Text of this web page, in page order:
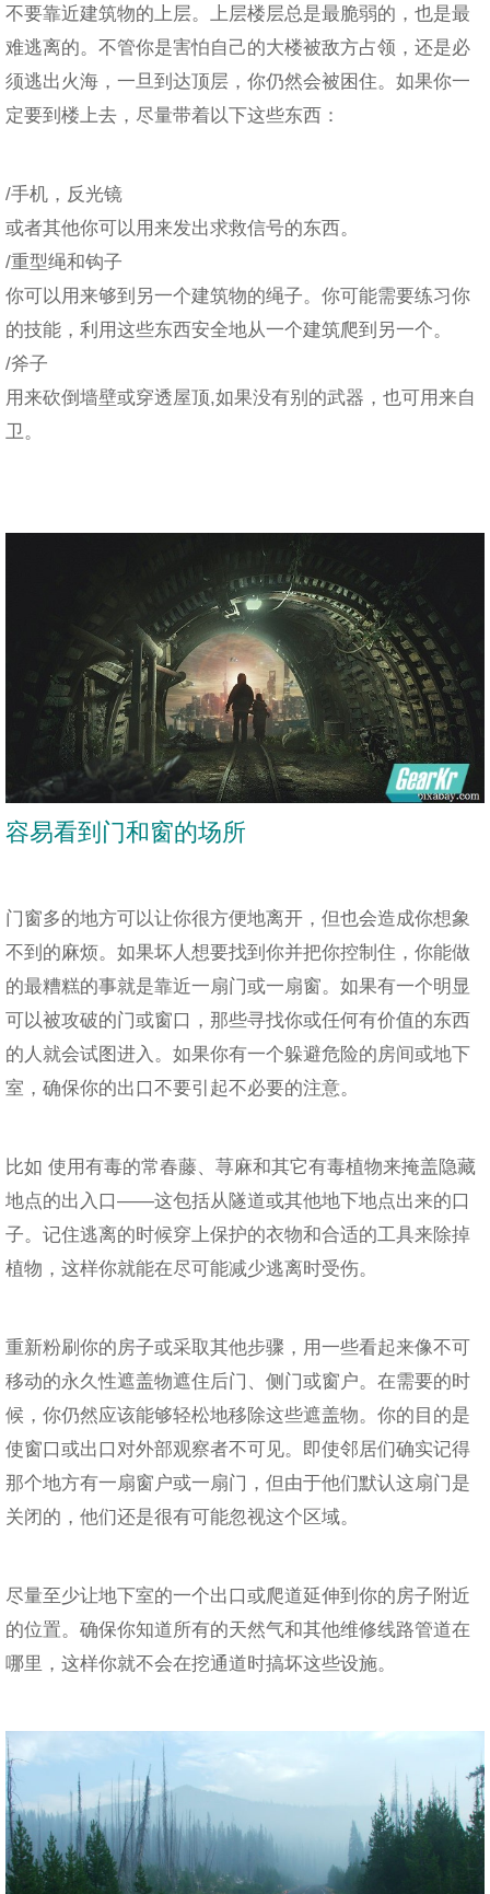
不要靠近建筑物的上层。上层楼层总是最脆弱的，也是最
难逃离的。不管你是害怕自己的大楼被敌方占领，还是必
须逃出火海，一旦到达顶层，你仍然会被困住。如果你一
定要到楼上去，尽量带着以下这些东西：
/手机，反光镜
或者其他你可以用来发出求救信号的东西。
/重型绳和钩子
你可以用来够到另一个建筑物的绳子。你可能需要练习你
的技能，利用这些东西安全地从一个建筑爬到另一个。
/斧子
用来砍倒墙壁或穿透屋顶,如果没有别的武器，也可用来自
卫。
容易看到门和窗的场所
门窗多的地方可以让你很方便地离开，但也会造成你想象
不到的麻烦。如果坏人想要找到你并把你控制住，你能做
的最糟糕的事就是靠近一扇门或一扇窗。如果有一个明显
可以被攻破的门或窗口，那些寻找你或任何有价值的东西
的人就会试图进入。如果你有一个躲避危险的房间或地下
室，确保你的出口不要引起不必要的注意。
比如 使用有毒的常春藤、荨麻和其它有毒植物来掩盖隐藏
地点的出入口——这包括从隧道或其他地下地点出来的口
子。记住逃离的时候穿上保护的衣物和合适的工具来除掉
植物，这样你就能在尽可能减少逃离时受伤。
重新粉刷你的房子或采取其他步骤，用一些看起来像不可
移动的永久性遮盖物遮住后门、侧门或窗户。在需要的时
候，你仍然应该能够轻松地移除这些遮盖物。你的目的是
使窗口或出口对外部观察者不可见。即使邻居们确实记得
那个地方有一扇窗户或一扇门，但由于他们默认这扇门是
关闭的，他们还是很有可能忽视这个区域。
尽量至少让地下室的一个出口或爬道延伸到你的房子附近
的位置。确保你知道所有的天然气和其他维修线路管道在
哪里，这样你就不会在挖通道时搞坏这些设施。